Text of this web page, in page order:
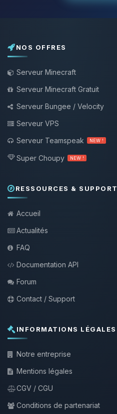
NOS OFFRES
Serveur Minecraft
Serveur Minecraft Gratuit
Serveur Bungee / Velocity
Serveur VPS
Serveur Teamspeak
NEW !
Super Choupy NEW !
RESSOURCES & SUPPORT
Accueil
Actualités
FAQ
Documentation API
Forum
Contact / Support
INFORMATIONS LÉGALES
Notre entreprise
Mentions légales
CGV / CGU
Conditions de partenariat